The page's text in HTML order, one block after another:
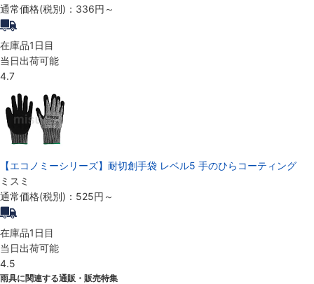
通常価格(税別)： 336円 ～
在庫品1日目
当日出荷可能
4.7
【エコノミーシリーズ】耐切創手袋 レベル5 手のひらコーティング
ミスミ
通常価格(税別)： 525円 ～
在庫品1日目
当日出荷可能
4.5
雨具に関連する通販・販売特集